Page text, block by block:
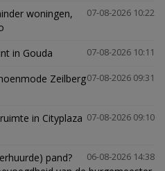
07-08-2026 10:22
woningen,
07-08-2026 10:11
in Gouda
07-08-2026 09:31
Zeilberg
07-08-2026 09:10
in Cityplaza
06-08-2026 14:38
pand?